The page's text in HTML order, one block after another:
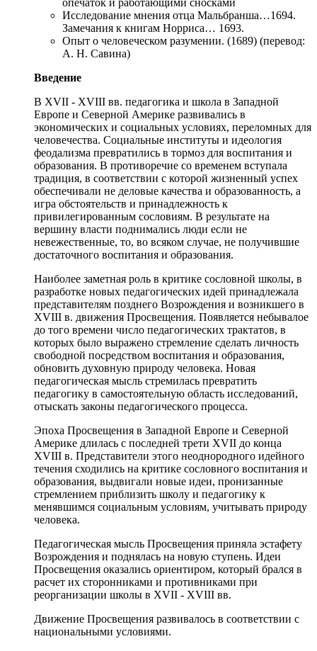
Исследование мнения отца Мальбранша…1694.
Замечания к книгам Норриса… 1693.
Опыт о человеческом разумении. (1689) (перевод:
А. Н. Савина)
Введение
В XVII - XVIII вв. педагогика и школа в Западной
Европе и Северной Америке развивались в
экономических и социальных условиях, переломных для
человечества. Социальные институты и идеология
феодализма превратились в тормоз для воспитания и
образования. В противоречие со временем вступала
традиция, в соответствии с которой жизненный успех
обеспечивали не деловые качества и образованность, а
игра обстоятельств и принадлежность к
привилегированным сословиям. В результате на
вершину власти поднимались люди если не
невежественные, то, во всяком случае, не получившие
достаточного воспитания и образования.
Наиболее заметная роль в критике сословной школы, в
разработке новых педагогических идей принадлежала
представителям позднего Возрождения и возникшего в
XVIII в. движения Просвещения. Появляется небывалое
до того времени число педагогических трактатов, в
которых было выражено стремление сделать личность
свободной посредством воспитания и образования,
обновить духовную природу человека. Новая
педагогическая мысль стремилась превратить
педагогику в самостоятельную область исследований,
отыскать законы педагогического процесса.
Эпоха Просвещения в Западной Европе и Северной
Америке длилась с последней трети XVII до конца
XVIII в. Представители этого неоднородного идейного
течения сходились на критике сословного воспитания и
образования, выдвигали новые идеи, пронизанные
стремлением приблизить школу и педагогику к
менявшимся социальным условиям, учитывать природу
человека.
Педагогическая мысль Просвещения приняла эстафету
Возрождения и поднялась на новую ступень. Идеи
Просвещения оказались ориентиром, который брался в
расчет их сторонниками и противниками при
реорганизации школы в XVII - XVIII вв.
Движение Просвещения развивалось в соответствии с
национальными условиями.